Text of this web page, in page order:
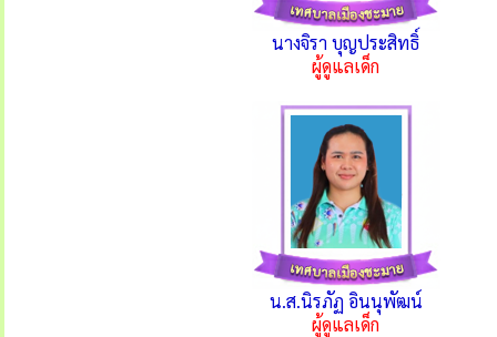
นางจิรา บุญประสิทธิ์
ผู้ดูแลเด็ก
น.ส.นิรภัฏ อินนุพัฒน์
ผู้ดูแลเด็ก